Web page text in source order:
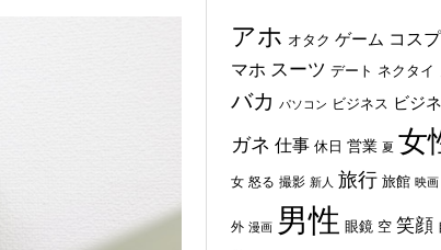
アホ オタク ゲーム コス
マホ スーツ デート ネクタイ
バカ パソコン ビジネス ビジ
ガネ 仕事 休日 営業 夏 女
女 怒る 撮影 新人 旅行 旅館 映画
外 漫画 男性 眼鏡 空 笑顔